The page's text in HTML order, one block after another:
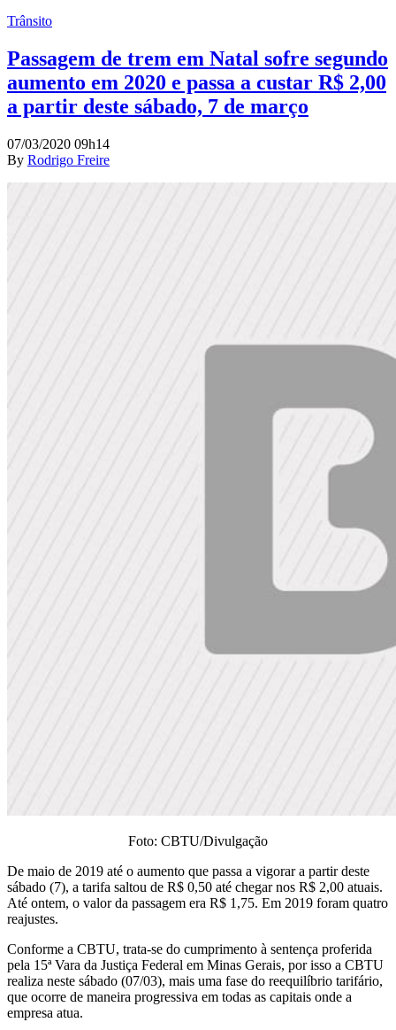
Trânsito
Passagem de trem em Natal sofre segundo
aumento em 2020 e passa a custar R$ 2,00
a partir deste sábado, 7 de março
07/03/2020 09h14
By Rodrigo Freire
Foto: CBTU/Divulgação
De maio de 2019 até o aumento que passa a vigorar a partir deste
sábado (7), a tarifa saltou de R$ 0,50 até chegar nos R$ 2,00 atuais.
Até ontem, o valor da passagem era R$ 1,75. Em 2019 foram quatro
reajustes.
Conforme a CBTU, trata-se do cumprimento à sentença proferida
pela 15ª Vara da Justiça Federal em Minas Gerais, por isso a CBTU
realiza neste sábado (07/03), mais uma fase do reequilíbrio tarifário,
que ocorre de maneira progressiva em todas as capitais onde a
empresa atua.